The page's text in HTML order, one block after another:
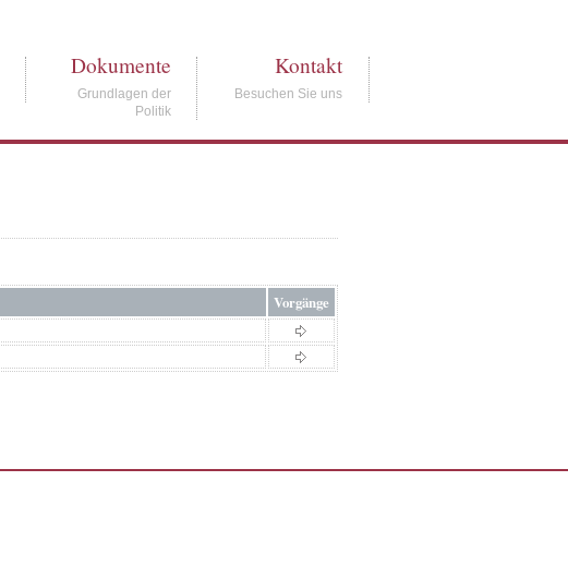
Dokumente
Grundlagen der
Politik
Kontakt
Besuchen Sie uns
Vorgänge